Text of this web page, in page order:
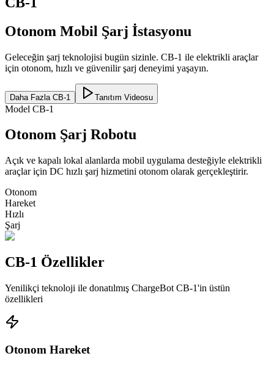
Otonom Mobil Şarj İstasyonu
Geleceğin şarj teknolojisi bugün sizinle. CB-1 ile elektrikli araçlar
için otonom, hızlı ve güvenilir şarj deneyimi yaşayın.
Daha Fazla CB-1 Tanıtım Videosu
Model CB-1
Otonom Şarj Robotu
Açık ve kapalı lokal alanlarda mobil uygulama desteğiyle elektrikli
araçlar için DC hızlı şarj hizmetini otonom olarak gerçekleştirir.
Otonom
Hareket
Hızlı
Şarj
CB-1 Özellikler
Yenilikçi teknoloji ile donatılmış ChargeBot CB-1'in üstün
özellikleri
Otonom Hareket